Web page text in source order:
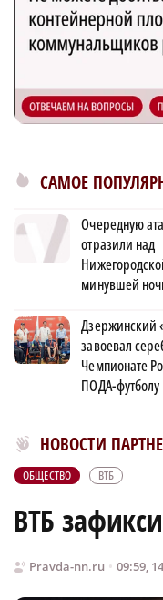
САМОЕ
Очередную
отразили над
минувшей
Дзержинский
завоевал
Чемпионате
ПОДА-футболу
НОВОСТИ
Новости МирТесен
ОБЩЕСТВО ВТБ
ВТБ
Pravda-nn.ru 09:59,